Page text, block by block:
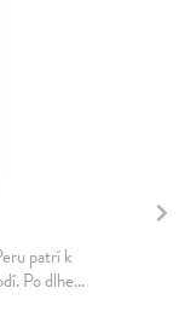
patrí k
Po dlhe...